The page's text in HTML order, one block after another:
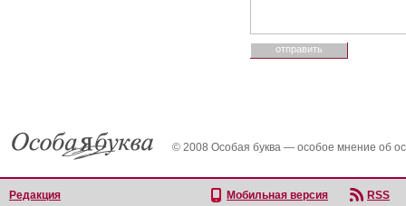
© 2008 Особая буква — особое мнение об
Редакция Мобильная версия RSS